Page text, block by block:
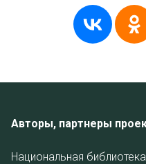
Авторы, партнеры
Национальная